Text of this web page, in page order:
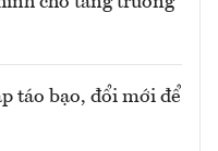
táo bạo, đổi mới để